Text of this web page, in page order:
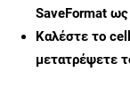
SaveFormat ως
Καλέστε το
μετατρέψετε